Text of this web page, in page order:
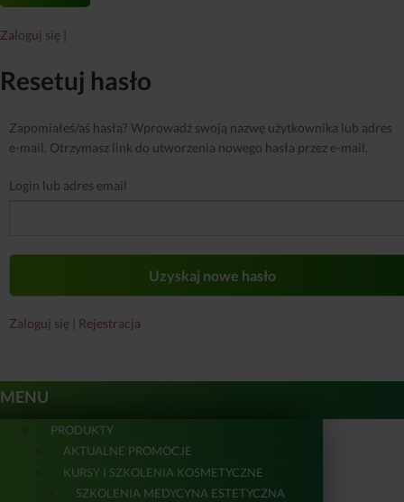
Zaloguj się
Resetuj hasło
Zapomiałeś/aś hasła? Wprowadź swoją nazwę użytkownika lub adres
e-mail. Otrzymasz link do utworzenia nowego hasła przez e-mail.
Login lub adres email
Zaloguj się Rejestracja
MENU
PRODUKTY
AKTUALNE PROMOCJE
KURSY I SZKOLENIA KOSMETYCZNE
SZKOLENIA MEDYCYNA ESTETYCZNA